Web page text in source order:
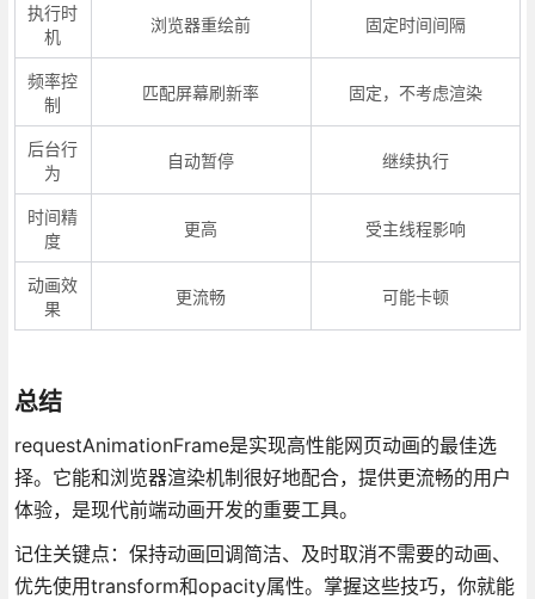
执行时
机
浏览器重绘前 固定时间间隔
频率控
制
匹配屏幕刷新率 固定，不考虑渲染
后台行
为
自动暂停 继续执行
时间精
度
更高 受主线程影响
动画效
果
更流畅 可能卡顿
总结
requestAnimationFrame是实现高性能网页动画的最佳选
择。它能和浏览器渲染机制很好地配合，提供更流畅的用户
体验，是现代前端动画开发的重要工具。
记住关键点：保持动画回调简洁、及时取消不需要的动画、
优先使用transform和opacity属性。掌握这些技巧，你就能